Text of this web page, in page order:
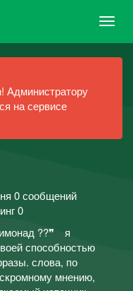
Администратору
на сервисе
0 сообщений
0
??❞ я
способностью
слова, по
мнению,